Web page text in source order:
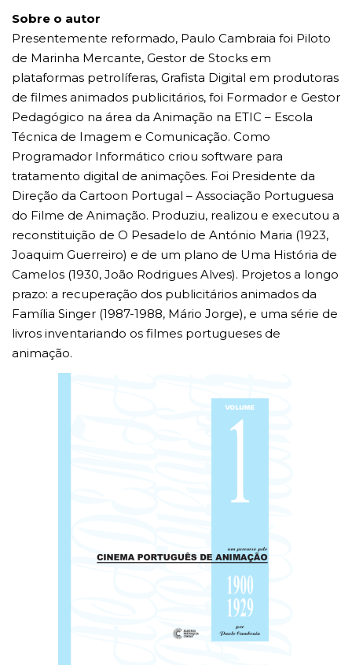
Sobre o autor
Presentemente reformado, Paulo Cambraia foi Piloto
de Marinha Mercante, Gestor de Stocks em
plataformas petrolíferas, Grafista Digital em produtoras
de filmes animados publicitários, foi Formador e Gestor
Pedagógico na área da Animação na ETIC – Escola
Técnica de Imagem e Comunicação. Como
Programador Informático criou software para
tratamento digital de animações. Foi Presidente da
Direção da Cartoon Portugal – Associação Portuguesa
do Filme de Animação. Produziu, realizou e executou a
reconstituição de O Pesadelo de António Maria (1923,
Joaquim Guerreiro) e de um plano de Uma História de
Camelos (1930, João Rodrigues Alves). Projetos a longo
prazo: a recuperação dos publicitários animados da
Família Singer (1987-1988, Mário Jorge), e uma série de
livros inventariando os filmes portugueses de
animação.